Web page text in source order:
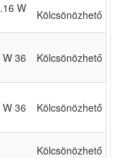
W
Kölcsönözhető
36 Kölcsönözhető
36 Kölcsönözhető
Kölcsönözhető